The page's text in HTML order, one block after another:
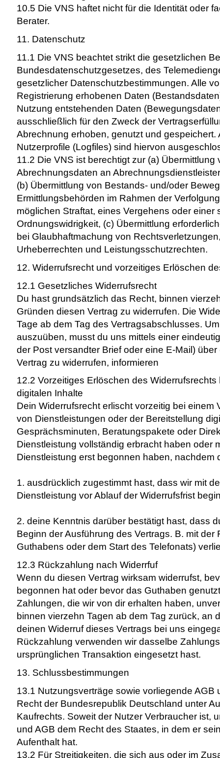
10.5 Die VNS haftet nicht für die Identität oder
Berater.
11. Datenschutz
11.1 Die VNS beachtet strikt die gesetzlichen
Bundesdatenschutzgesetzes, des
gesetzlicher Datenschutzbestimmungen. Alle
Registrierung erhobenen Daten
Nutzung entstehenden Daten
ausschließlich für den Zweck der
Abrechnung erhoben, genutzt und gespeichert.
Nutzerprofile (Logfiles) sind hiervon
11.2 Die VNS ist berechtigt zur (a) Übermittlung
Abrechnungsdaten an
(b) Übermittlung von Bestands- und/oder
Ermittlungsbehörden im Rahmen der
möglichen Straftat, eines Vergehens oder einer
Ordnungswidrigkeit, (c) Übermittlung
bei Glaubhaftmachung von
Urheberrechten und Leistungsschutzrechten.
12. Widerrufsrecht und vorzeitiges Erlöschen
12.1 Gesetzliches Widerrufsrecht
Du hast grundsätzlich das Recht, binnen
Gründen diesen Vertrag zu widerrufen. Die
Tage ab dem Tag des Vertragsabschlusses.
auszuüben, musst du uns mittels einer
der Post versandter Brief oder eine E-Mail)
Vertrag zu widerrufen, informieren
12.2 Vorzeitiges Erlöschen des
digitalen Inhalte
Dein Widerrufsrecht erlischt vorzeitig bei einem
von Dienstleistungen oder der Bereitstellung
Gesprächsminuten, Beratungspakete oder
Dienstleistung vollständig erbracht haben oder
Dienstleistung erst begonnen haben, nachdem
1. ausdrücklich zugestimmt hast, dass wir mit
Dienstleistung vor Ablauf der Widerrufsfrist
2. deine Kenntnis darüber bestätigt hast, dass
Beginn der Ausführung des Vertrags. B. mit der
Guthabens oder dem Start des Telefonats)
12.3 Rückzahlung nach Widerrfuf
Wenn du diesen Vertrag wirksam widerrufst,
begonnen hat oder bevor das Guthaben
Zahlungen, die wir von dir erhalten haben,
binnen vierzehn Tagen ab dem Tag zurück, an
deinen Widerruf dieses Vertrags bei uns
Rückzahlung verwenden wir dasselbe
ursprünglichen Transaktion eingesetzt hast.
13. Schlussbestimmungen
13.1 Nutzungsverträge sowie vorliegende AGB
Recht der Bundesrepublik Deutschland unter
Kaufrechts. Soweit der Nutzer Verbraucher ist,
und AGB dem Recht des Staates, in dem er
Aufenthalt hat.
13.2 Für Streitigkeiten, die sich aus oder im